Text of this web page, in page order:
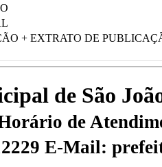
+ EXTRATO DE
de São
de
E-Mail: